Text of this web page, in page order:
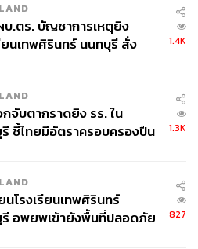
บ.ตร. บัญชาการเหตุยิง
ยนเทพศิรินทร์ นนทบุรี สั่ง
1.4K
จับตากราดยิง รร. ใน
ชี้ไทยมีอัตราครอบครองปืน
1.3K
นโรงเรียนเทพศิรินทร์
อพยพเข้ายังพื้นที่ปลอดภัย
827